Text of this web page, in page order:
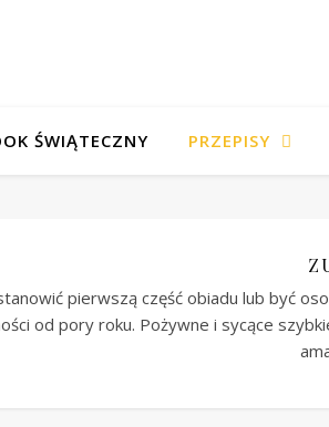
ŚWIĄTECZNY PRZEPISY
pierwszą część obiadu lub być
od pory roku. Pożywne i sycące